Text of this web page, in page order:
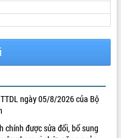
ngày 05/8/2026 của Bộ
chính được sửa đổi, bổ sung